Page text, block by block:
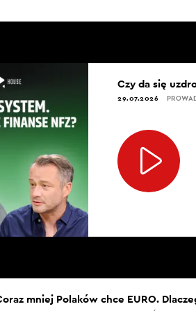
Czy da się
29.07.2026
mniej Polaków chce EURO.